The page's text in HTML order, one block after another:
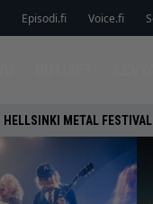
Episodi.fi Voice.fi
HELLSINKI METAL FESTIVAL